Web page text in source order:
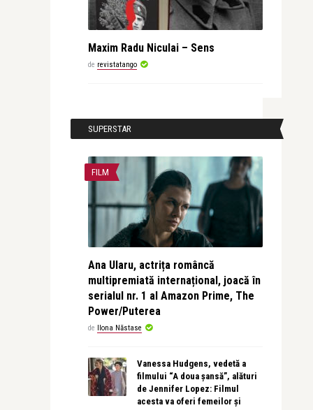
Maxim Radu Niculai – Sens
de revistatango
SUPERSTAR
FILM
Ana Ularu, actrița româncă
multipremiată internațional, joacă în
serialul nr. 1 al Amazon Prime, The
Power/Puterea
de Ilona Năstase
Vanessa Hudgens, vedetă a
filmului “A doua șansă”, alături
de Jennifer Lopez: Filmul
acesta va oferi femeilor și